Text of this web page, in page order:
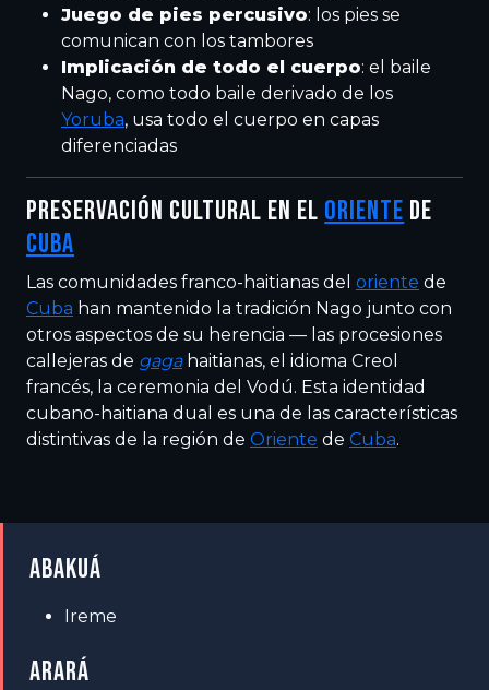
Juego de pies percusivo: los pies se
comunican con los tambores
Implicación de todo el cuerpo: el baile
Nago, como todo baile derivado de los
Yoruba, usa todo el cuerpo en capas
diferenciadas
PRESERVACIÓN CULTURAL EN EL ORIENTE DE
CUBA
Las comunidades franco-haitianas del oriente de
Cuba han mantenido la tradición Nago junto con
otros aspectos de su herencia — las procesiones
callejeras de gagahaitianas, el idioma Creol
francés, la ceremonia del Vodú. Esta identidad
cubano-haitiana dual es una de las características
distintivas de la región de Oriente de Cuba.
ABAKUÁ
Ireme
ARARÁ